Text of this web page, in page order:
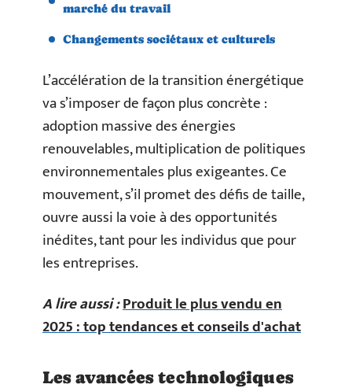
marché du travail
Changements sociétaux et culturels
L’accélération de la transition énergétique
va s’imposer de façon plus concrète :
adoption massive des énergies
renouvelables, multiplication de politiques
environnementales plus exigeantes. Ce
mouvement, s’il promet des défis de taille,
ouvre aussi la voie à des opportunités
inédites, tant pour les individus que pour
les entreprises.
A lire aussi :Produit le plus vendu en
2025 : top tendances et conseils d'achat
Les avancées technologiques